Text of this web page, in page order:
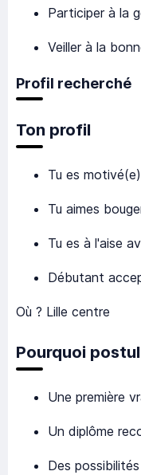
Participer à la
Veiller à la
Profil recherché
Ton profil
Tu es
Tu aimes
Tu es à l'aise
Débutant
Où ? Lille centre
Pourquoi
Une première
Un diplôme
Des